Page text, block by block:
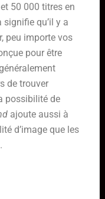
50 000 titres en
signifie qu’il y a
peu importe vos
pour être
de trouver
possibilité de
ajoute aussi à
d’image que les